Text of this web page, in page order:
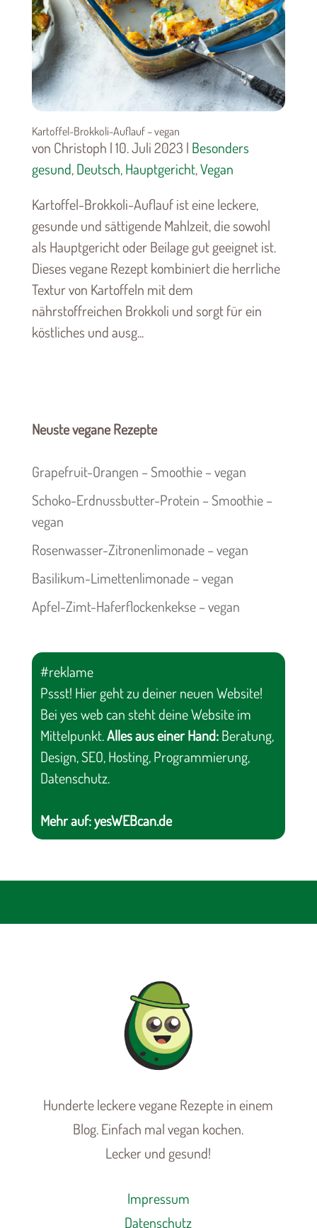
Kartoffel-Brokkoli-Auflauf – vegan
von Christoph | 10. Juli 2023 | Besonders
gesund,Deutsch,Hauptgericht,Vegan
Kartoffel-Brokkoli-Auflauf ist eine leckere,
gesunde und sättigende Mahlzeit, die sowohl
als Hauptgericht oder Beilage gut geeignet ist.
Dieses vegane Rezept kombiniert die herrliche
Textur von Kartoffeln mit dem
nährstoffreichen Brokkoli und sorgt für ein
köstliches und ausg...
Neuste vegane Rezepte
Grapefruit-Orangen – Smoothie – vegan
Schoko-Erdnussbutter-Protein – Smoothie –
vegan
Rosenwasser-Zitronenlimonade – vegan
Basilikum-Limettenlimonade – vegan
Apfel-Zimt-Haferflockenkekse – vegan
#reklame
Pssst! Hier geht zu deiner neuen Website!
Bei yes web can steht deine Website im
Mittelpunkt.Alles aus einer Hand:Beratung,
Design, SEO, Hosting, Programmierung,
Datenschutz.
Mehr auf:yesWEBcan.de
Hunderte leckere vegane Rezepte in einem
Blog. Einfach mal vegan kochen.
Lecker und gesund!
Impressum
Datenschutz